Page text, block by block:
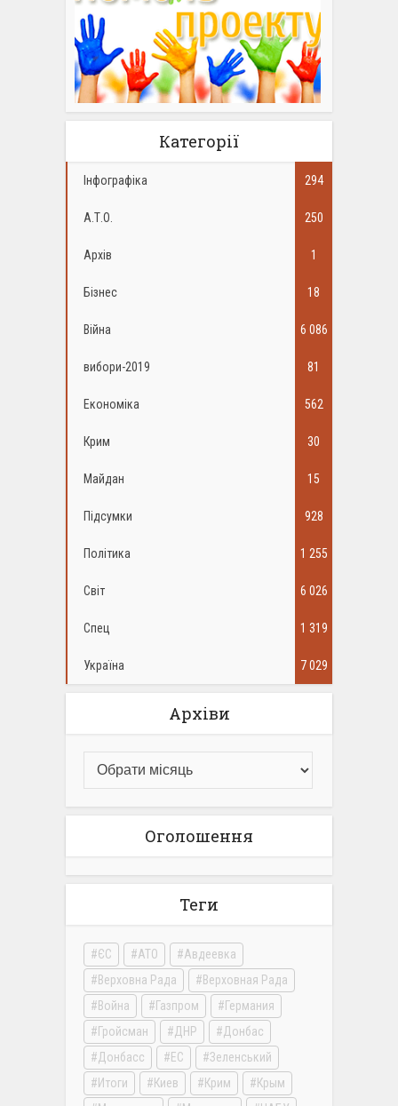
Категорії
Інфографіка 294
А.Т.О. 250
Архів 1
Бізнес 18
Війна 6 086
вибори-2019 81
Економіка 562
Крим 30
Майдан 15
Підсумки 928
Політика 1 255
Світ 6 026
Спец 1 319
Україна 7 029
Архіви
Оголошення
Теги
ЄС АТО
Авдеевка
Верховна Рада
Верховная Рада
Война
Газпром
Германия
Гройсман
ДНР
Донбас
Донбасс
ЕС
Зеленський
Итоги
Киев Крим
Крым